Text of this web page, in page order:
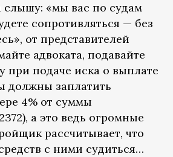
слышу: «мы вас по судам
сопротивляться — без
от представителей
адвоката, подавайте
при подаче иска о выплате
должны заплатить
4% от суммы
а это ведь огромные
рассчитывает, что
с ними судиться…